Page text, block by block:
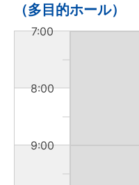
（多目的ホール）
7:00
8:00
9:00